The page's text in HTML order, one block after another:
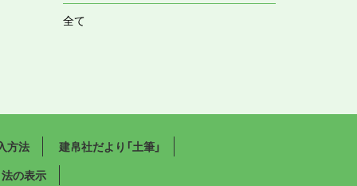
全て
方法
建帛社だより「土筆」
の表示